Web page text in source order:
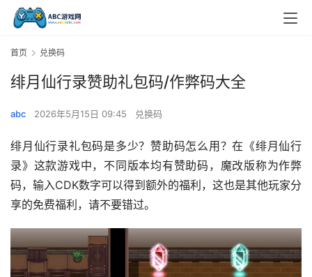
首页 兑换码
绯月仙行录赞助礼包码/作弊码大全
abc 2026年5月15日 09:45 兑换码
绯月仙行录礼包码是多少？赞助码怎么用？在《绯月仙行
录》这款游戏中，不同版本均有赞助码，魔改版称为作弊
码，输入CDK数字可以得到额外的福利，这也是其他玩家分
享的免费福利，请不要错过。